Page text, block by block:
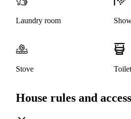
Laundry room
Stove Toilet
House rules and